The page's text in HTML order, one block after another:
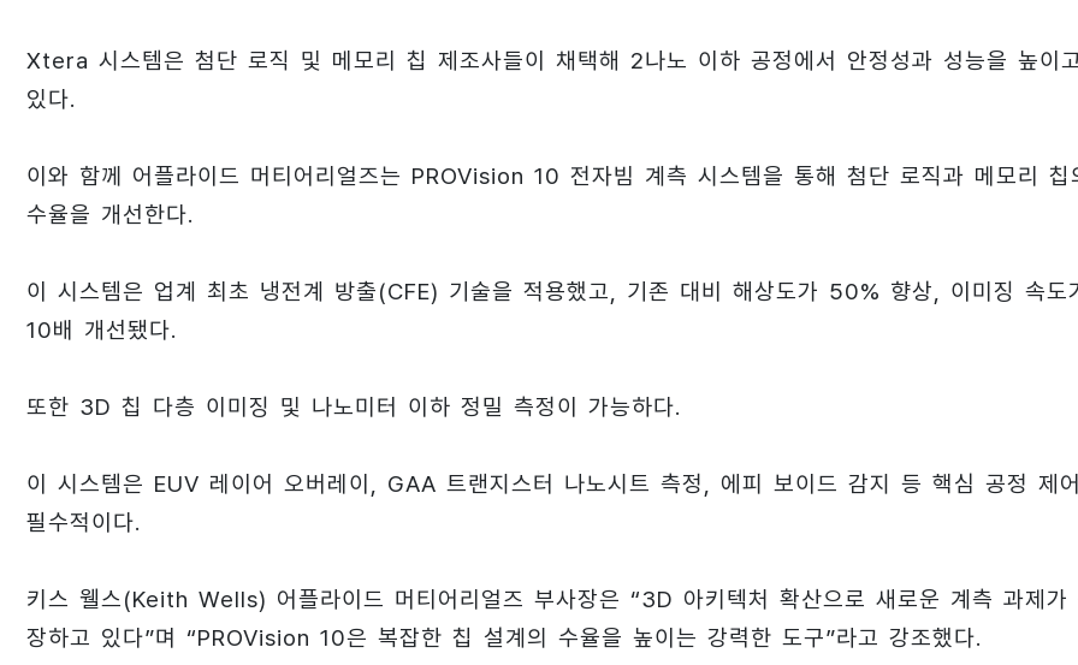
Xtera 시스템은 첨단 로직 및 메모리 칩 제조사들이 채택해 2나노 이하 공정에서 안정성과 성능을 높이
있다.
이와 함께 어플라이드 머티어리얼즈는 PROVision 10 전자빔 계측 시스템을 통해 첨단 로직과 메모리 칩
수율을 개선한다.
이 시스템은 업계 최초 냉전계 방출(CFE) 기술을 적용했고, 기존 대비 해상도가 50% 향상, 이미징 속도
10배 개선됐다.
또한 3D 칩 다층 이미징 및 나노미터 이하 정밀 측정이 가능하다.
이 시스템은 EUV 레이어 오버레이, GAA 트랜지스터 나노시트 측정, 에피 보이드 감지 등 핵심 공정 제
필수적이다.
키스 웰스(Keith Wells) 어플라이드 머티어리얼즈 부사장은 “3D 아키텍처 확산으로 새로운 계측 과제가
장하고 있다”며 “PROVision 10은 복잡한 칩 설계의 수율을 높이는 강력한 도구”라고 강조했다.